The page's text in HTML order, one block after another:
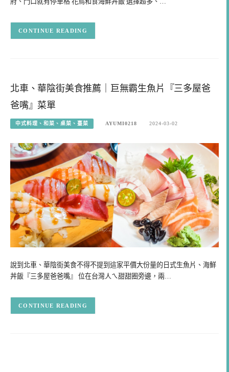
CONTINUE READING
北車、華陰街美食推薦｜巨無霸生魚片『三多屋爸
爸嘴』菜單
中式料理、和菜、桌菜、臺菜 AYUMI0218 2024-03-02
說到北車、華陰街美食不得不提到這家平價大份量的日式生魚片、海鮮
丼飯『三多屋爸爸嘴』 位在台灣人ㄟ甜甜圈旁邊，兩…
CONTINUE READING